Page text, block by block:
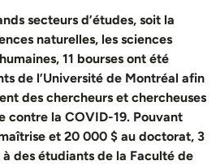
secteurs d’études, soit la
naturelles, les sciences
11 bourses ont été
de l’Université de Montréal afin
des chercheurs et chercheuses
contre la COVID-19. Pouvant
et 20 000 $ au doctorat, 3
des étudiants de la Faculté de